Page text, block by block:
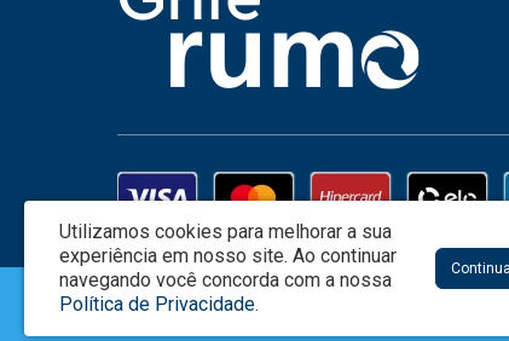
Creata Brasil Serviços de Marketing Ltda - CNPJ: 01.625.223/
Alameda Grajaú 60, 3o. Andar Conj.304 – Alphaville - Barueri /
Utilizamos cookies para melhorar a sua
experiência em nosso site. Ao continuar
navegando você concorda com a nossa
Política de Privacidade.